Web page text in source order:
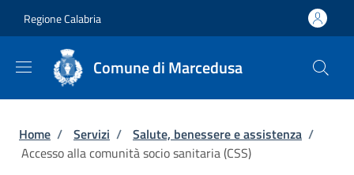
Regione Calabria
Comune di Marcedusa
Briciole di pane
Home / Servizi / Salute, benessere e assistenza /
Accesso alla comunità socio sanitaria (CSS)